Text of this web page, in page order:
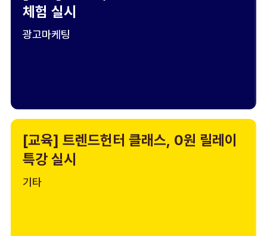
체험 실시
광고마케팅
[교육] 트렌드헌터 클래스, 0원 릴레이
특강 실시
기타